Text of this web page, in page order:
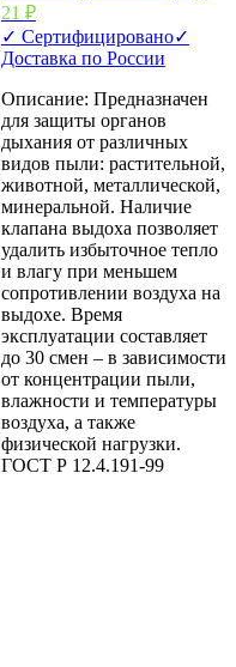
21 ₽
✓ Сертифицировано✓
Доставка по России
Описание: Предназначен
для защиты органов
дыхания от различных
видов пыли: растительной,
животной, металлической,
минеральной. Наличие
клапана выдоха позволяет
удалить избыточное тепло
и влагу при меньшем
сопротивлении воздуха на
выдохе. Время
эксплуатации составляет
до 30 смен – в зависимости
от концентрации пыли,
влажности и температуры
воздуха, а также
физической нагрузки.
ГОСТ Р 12.4.191-99